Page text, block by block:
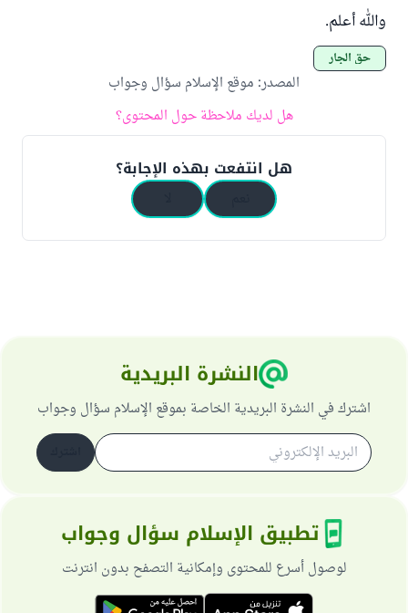
والله أعلم.
حق الجار
المصدر: موقع الإسلام سؤال وجواب
هل لديك ملاحظة حول المحتوى؟
هل انتفعت بهذه الإجابة؟
النشرة البريدية
اشترك في النشرة البريدية الخاصة بموقع الإسلام سؤال وجواب
تطبيق الإسلام سؤال وجواب
لوصول أسرع للمحتوى وإمكانية التصفح بدون انترنت